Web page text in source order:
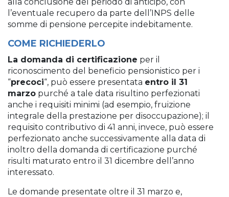
l’eventuale recupero da parte dell’INPS delle
somme di pensione percepite indebitamente.
COME RICHIEDERLO
La domanda di certificazione per il
riconoscimento del beneficio pensionistico per i
“precoci“, può essere presentata entro il 31
marzo purché a tale data risultino perfezionati
anche i requisiti minimi (ad esempio, fruizione
integrale della prestazione per disoccupazione); il
requisito contributivo di 41 anni, invece, può essere
perfezionato anche successivamente alla data di
inoltro della domanda di certificazione purché
risulti maturato entro il 31 dicembre dell’anno
interessato.
Le domande presentate oltre il 31 marzo e,